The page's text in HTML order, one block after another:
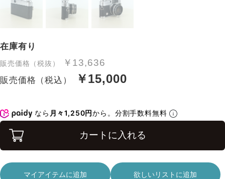
在庫有り
販売価格（税抜） ￥13,636
販売価格（税込） ￥15,000
なら 月々1,250円から。分割手数料無料
カートに入れる
マイアイテムに追加 欲しいリストに追加